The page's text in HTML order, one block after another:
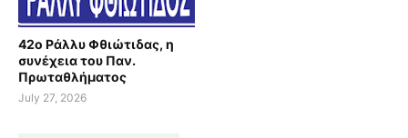
42ο Ράλλυ Φθιώτιδας, η
συνέχεια του Παν.
Πρωταθλήματος
July 27, 2026